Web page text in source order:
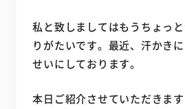
私と致しましてはもうちょっ
りがたいです。最近、汗かき
せいにしております。
本日ご紹介させていただきま